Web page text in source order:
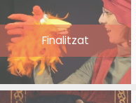
Finalitzat